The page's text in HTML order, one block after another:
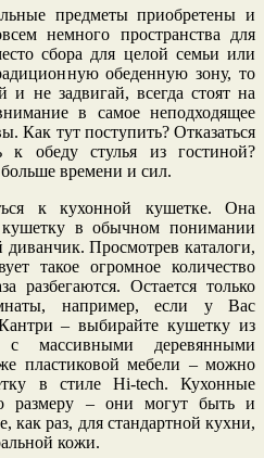
предметы приобретены и
немного пространства для
сбора для целой семьи или
обеденную зону, то
и не задвигай, всегда стоят на
в самое неподходящее
Как тут поступить? Отказаться
к обеду стулья из гостиной?
времени и сил.
к кухонной кушетке. Она
в обычном понимании
диванчик. Просмотрев каталоги,
такое огромное количество
разбегаются. Остается только
например, если у Вас
– выбирайте кушетку из
массивными деревянными
пластиковой мебели – можно
в стиле Hi-tech. Кухонные
размеру – они могут быть и
как раз, для стандартной кухни,
кожи.